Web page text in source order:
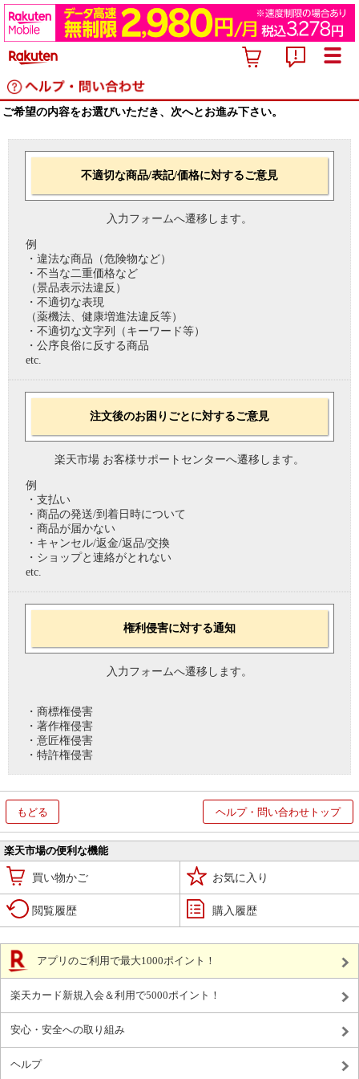
ご希望の内容をお選びいただき、次へとお進み下さい。
不適切な商品/表記/価格に対するご意見
入力フォームへ遷移します。
例
・違法な商品（危険物など）
・不当な二重価格など
（景品表示法違反）
・不適切な表現
（薬機法、健康増進法違反等）
・不適切な文字列（キーワード等）
・公序良俗に反する商品
etc.
注文後のお困りごとに対するご意見
楽天市場 お客様サポートセンターへ遷移します。
例
・支払い
・商品の発送/到着日時について
・商品が届かない
・キャンセル/返金/返品/交換
・ショップと連絡がとれない
etc.
権利侵害に対する通知
入力フォームへ遷移します。
・商標権侵害
・著作権侵害
・意匠権侵害
・特許権侵害
もどる ヘルプ・問い合わせトップ
楽天市場の便利な機能
買い物かご お気に入り
閲覧履歴 購入履歴
アプリのご利用で最大1000ポイント！
楽天カード新規入会＆利用で5000ポイント！
安心・安全への取り組み
ヘルプ